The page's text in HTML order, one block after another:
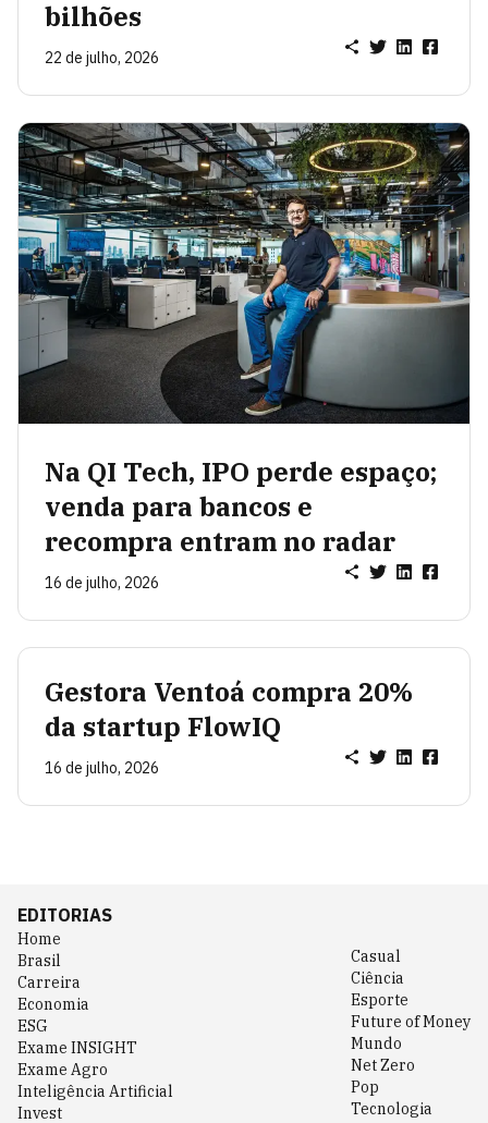
bilhões
22 de julho, 2026
Na QI Tech, IPO perde espaço;
venda para bancos e
recompra entram no radar
16 de julho, 2026
Gestora Ventoá compra 20%
da startup FlowIQ
16 de julho, 2026
EDITORIAS
Home
Brasil
Carreira
Economia
ESG
Exame INSIGHT
Exame Agro
Inteligência Artificial
Invest
Casual
Ciência
Esporte
Future of Money
Mundo
Net Zero
Pop
Tecnologia